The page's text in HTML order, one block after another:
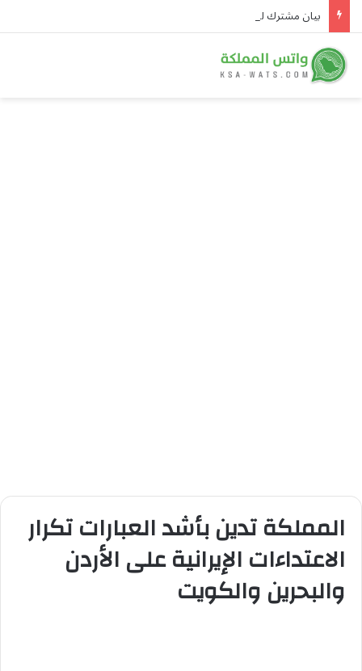
المملكة تدين بأشد العبارات تكرار
الاعتداءات الإيرانية على الأردن
والبحرين والكويت